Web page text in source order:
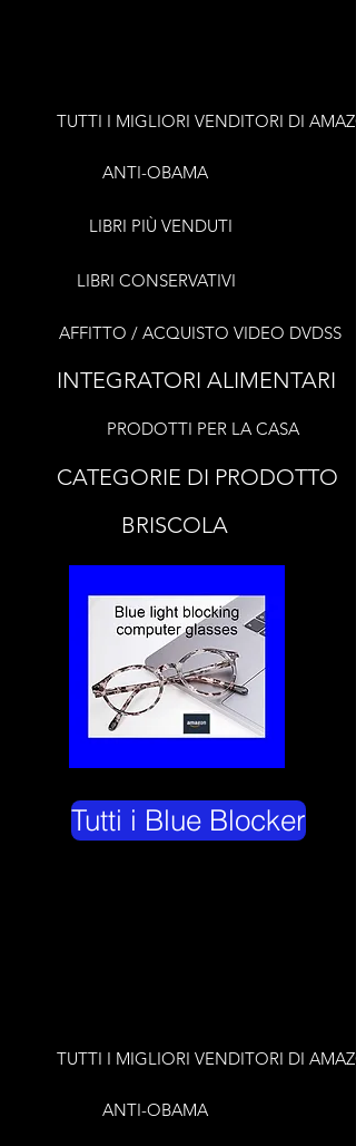
TUTTI I MIGLIORI VENDITORI DI
ANTI-OBAMA
LIBRI PIÙ VENDUTI
LIBRI CONSERVATIVI
AFFITTO / ACQUISTO VIDEO DVDSS
INTEGRATORI ALIMENTARI
PRODOTTI PER LA CASA
CATEGORIE DI PRODOTTO
BRISCOLA
Tutti i Blue Blocker
TUTTI I MIGLIORI VENDITORI DI
ANTI-OBAMA